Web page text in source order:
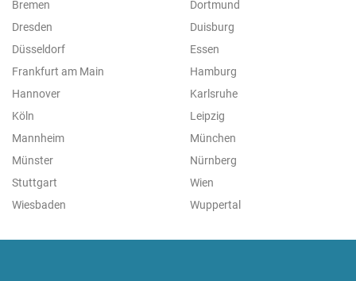
Bremen
Dortmund
Dresden
Duisburg
Düsseldorf
Essen
Frankfurt am Main
Hamburg
Hannover
Karlsruhe
Köln
Leipzig
Mannheim
München
Münster
Nürnberg
Stuttgart
Wien
Wiesbaden
Wuppertal